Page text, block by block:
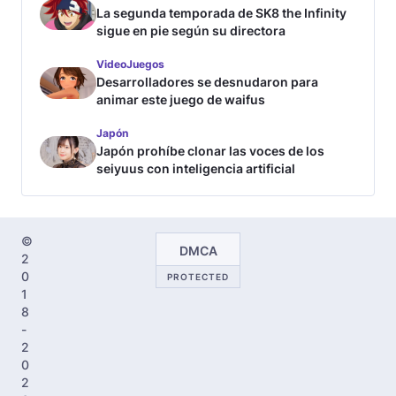
La segunda temporada de SK8 the Infinity
sigue en pie según su directora
VideoJuegos
Desarrolladores se desnudaron para
animar este juego de waifus
Japón
Japón prohíbe clonar las voces de los
seiyuus con inteligencia artificial
©
2
0
1
8
-
2
0
2
DMCA
PROTECTED